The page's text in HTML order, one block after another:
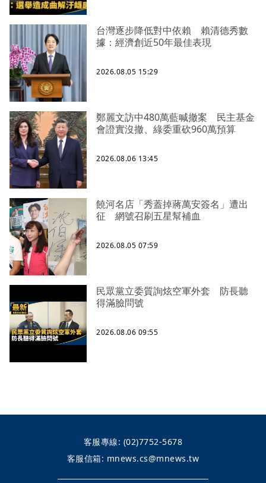
台灣逐步降低對中依賴 賴清德秀數
據：經濟創近50年最佳表現
2026.08.05 15:29
鄭麗文訪中480萬藍喊撤案 民主基金
會證實沒撤、綠委重砍960萬預算
2026.08.06 13:45
饒河名店「秀蓋掉蔣萬安簽名」遭出
征 網號召刷五星幫補血
2026.08.05 07:59
民眾黨立委質詢炫空軍外套 防長聽
得滿臉問號
2026.08.06 09:55
客服專線: (02)7752-5678
客服信箱: mnews.cs@mnews.tw